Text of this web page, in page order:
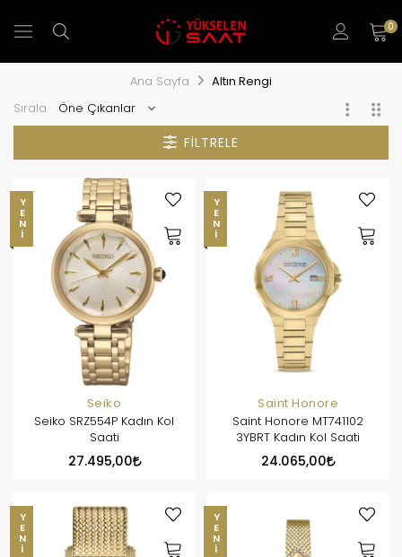
0
Ana Sayfa Altın Rengi
Sırala
FILTRELE
YENI
Seiko
Seiko SRZ554P Kadın Kol
Saati
27.495,00
YENI
Saint Honore
Saint Honore MT741102
3YBRT Kadın Kol Saati
24.065,00
YENI YENI